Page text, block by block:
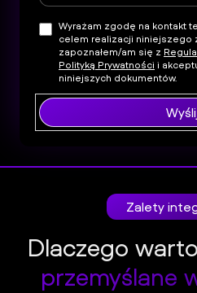
Wyrażam zgodę na kontakt
celem realizacji niniejszego
zapoznałem/am się z
Polityką Prywatności i
niniejszych dokumentów.
Zalety
Dlaczego
przemyślane